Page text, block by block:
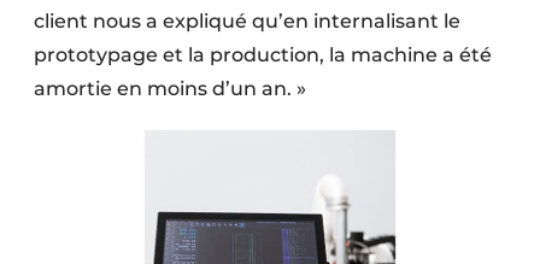
client nous a expliqué qu’en internalisant le
prototypage et la production, la machine a été
amortie en moins d’un an. »